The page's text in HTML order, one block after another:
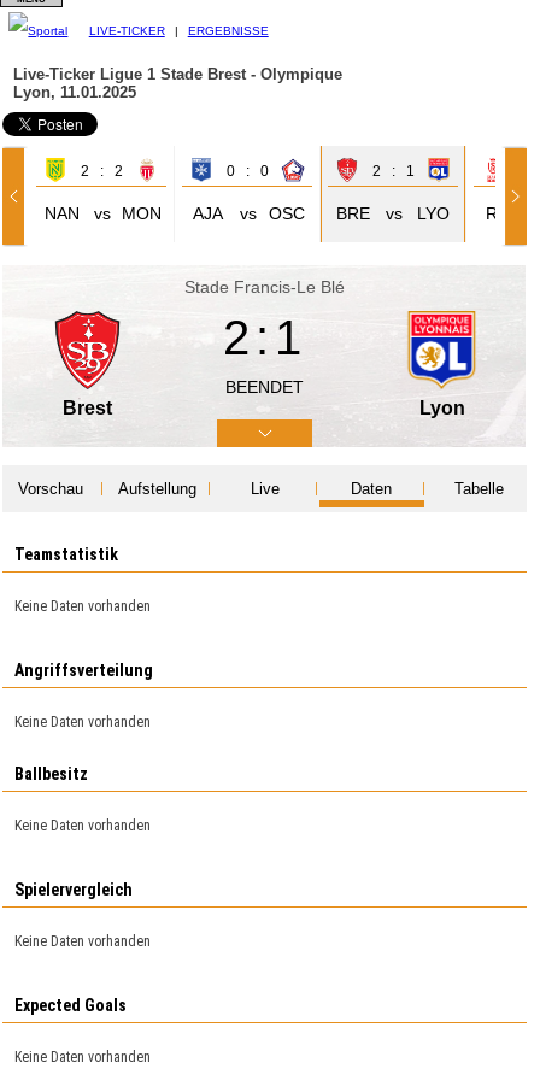
LIVE-TICKER | ERGEBNISSE
Live-Ticker Ligue 1 Stade Brest - Olympique
Lyon, 11.01.2025
2 : 2
NAN vs MON
0 : 0
AJA vs OSC
2 : 1
BRE vs LYO REI
Stade Francis-Le Blé
Brest
2:1
BEENDET
Lyon
Vorschau Aufstellung Live Daten Tabelle
Teamstatistik
Keine Daten vorhanden
Angriffsverteilung
Keine Daten vorhanden
Ballbesitz
Keine Daten vorhanden
Spielervergleich
Keine Daten vorhanden
Expected Goals
Keine Daten vorhanden